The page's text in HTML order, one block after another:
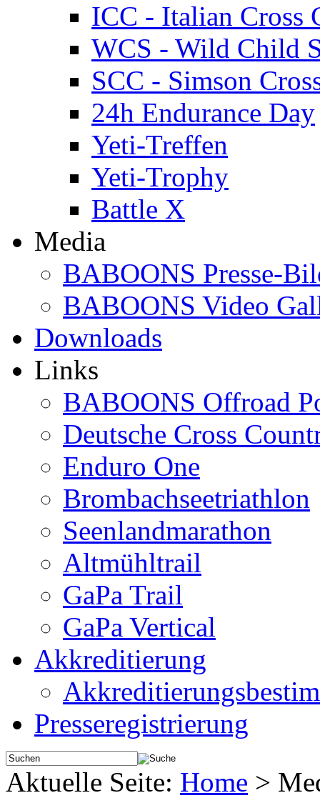
ICC - Italian Cross
WCS - Wild Child
SCC - Simson
24h Endurance Day
Yeti-Treffen
Yeti-Trophy
Battle X
Media
BABOONS Presse-
BABOONS Video
Downloads
Links
BABOONS Offroad
Deutsche Cross
Enduro One
Brombachseetriathlon
Seenlandmarathon
Altmühltrail
GaPa Trail
GaPa Vertical
Akkreditierung
Presseregistrierung
Aktuelle Seite: Home >